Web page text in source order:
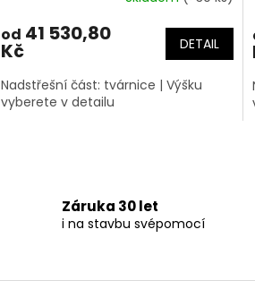
M
A
od 41 530,80
Kč DETAIL
Nadstřešní část: tvárnice | Výšku
vyberete v detailu
á
d
a
p
Záruka 30 let
i na stavbu svépomocí